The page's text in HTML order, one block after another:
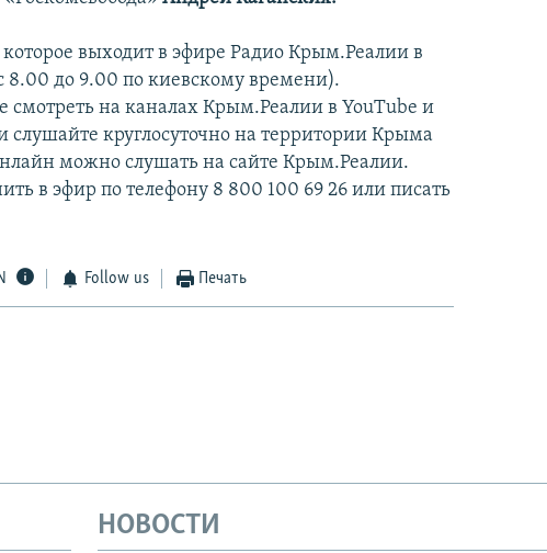
выходит в эфире Радио Крым.Реалии в
8.00 до 9.00 по киевскому времени).
на каналах Крым.Реалии в YouTube и
круглосуточно на территории Крыма
можно слушать на сайте Крым.Реалии.
в эфир по телефону 8 800 100 69 26 или писать
Follow us Печать
НОВОСТИ